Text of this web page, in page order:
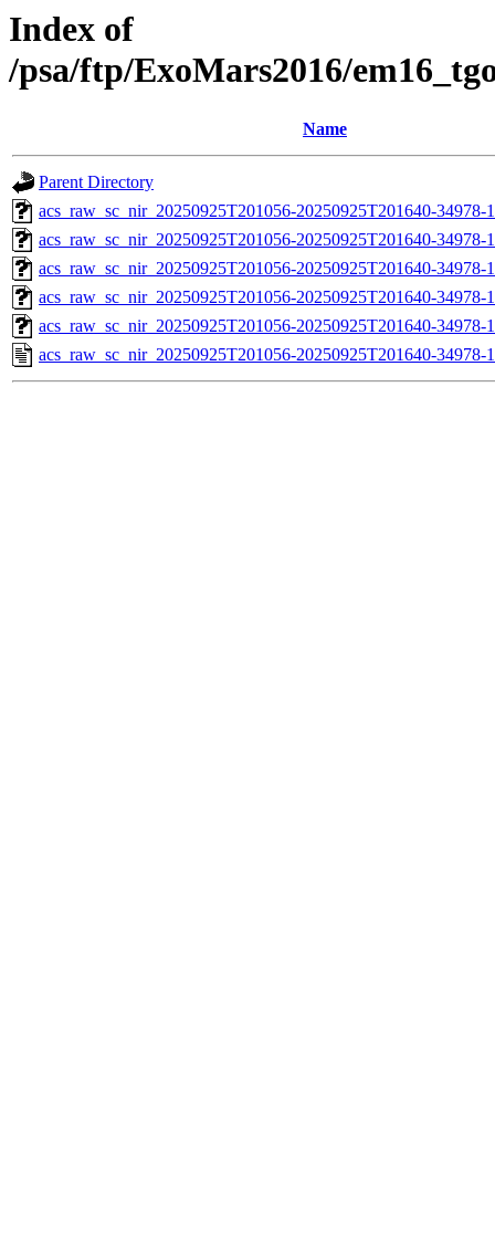
Index of
/psa/ftp/ExoMars2016/
Name
Parent Directory
acs_raw_sc_nir_20250925T201056-20250925T201640-
acs_raw_sc_nir_20250925T201056-20250925T201640-34978-
acs_raw_sc_nir_20250925T201056-20250925T201640-34978-
acs_raw_sc_nir_20250925T201056-20250925T201640-34978-
acs_raw_sc_nir_20250925T201056-20250925T201640-34978-
acs_raw_sc_nir_20250925T201056-20250925T201640-34978-